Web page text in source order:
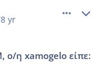
8 yr
ο/η xamogelo είπε: